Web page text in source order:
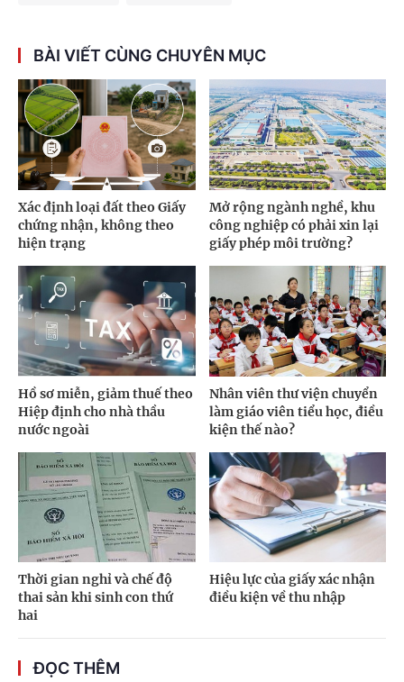
BÀI VIẾT CÙNG CHUYÊN MỤC
Xác định loại đất theo Giấy
chứng nhận, không theo
hiện trạng
Mở rộng ngành nghề, khu
công nghiệp có phải xin lại
giấy phép môi trường?
Hồ sơ miễn, giảm thuế theo
Hiệp định cho nhà thầu
nước ngoài
Nhân viên thư viện chuyển
làm giáo viên tiểu học, điều
kiện thế nào?
Thời gian nghỉ và chế độ
thai sản khi sinh con thứ
hai
Hiệu lực của giấy xác nhận
điều kiện về thu nhập
ĐỌC THÊM